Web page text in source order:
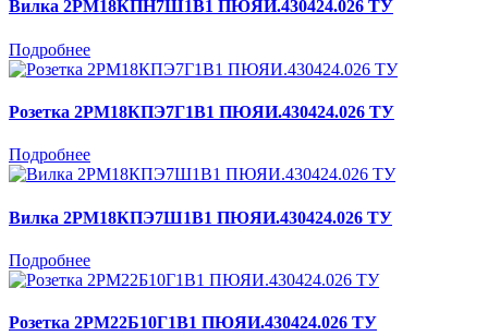
Вилка 2РМ18КПН7Ш1В1 ПЮЯИ.430424.026 ТУ
Подробнее
Розетка 2РМ18КПЭ7Г1В1 ПЮЯИ.430424.026 ТУ
Подробнее
Вилка 2РМ18КПЭ7Ш1В1 ПЮЯИ.430424.026 ТУ
Подробнее
Розетка 2РМ22Б10Г1В1 ПЮЯИ.430424.026 ТУ